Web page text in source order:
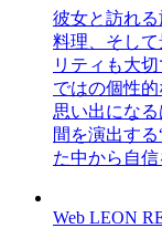
彼女と訪れ
料理、そし
リティも大
ではの個性
思い出にな
間を演出す
た中から自信
Web LEON